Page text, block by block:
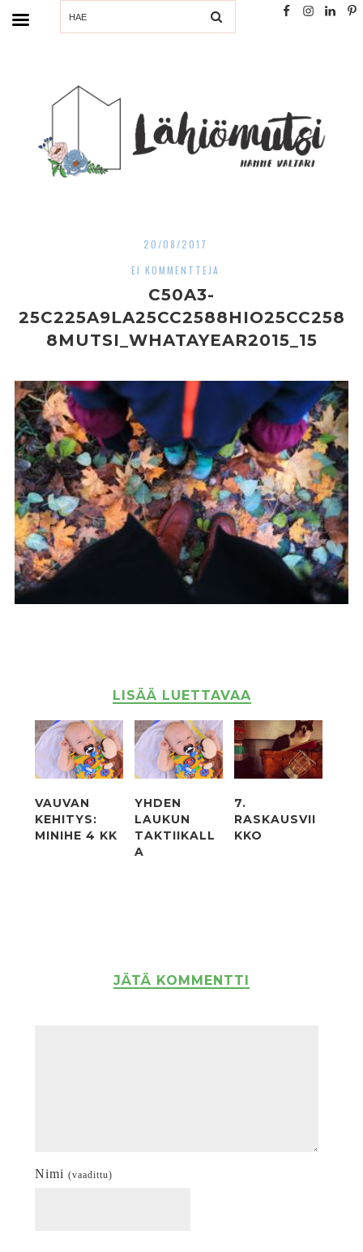
SEARCH
20/08/2017
EI KOMMENTTEJA
C50A3-
25C225A9LA25CC2588HIO25CC258
8MUTSI_WHATAYEAR2015_15
LISÄÄ LUETTAVAA
VAUVAN
KEHITYS:
MINIHE 4 KK
YHDEN
LAUKUN
TAKTIIKALL
A
7.
RASKAUSVII
KKO
JÄTÄ KOMMENTTI
Nimi (vaadittu)